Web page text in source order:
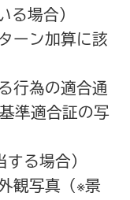
る場合）
ーン加算に該
行為の適合通
準適合証の写
る場合）
観写真（※景